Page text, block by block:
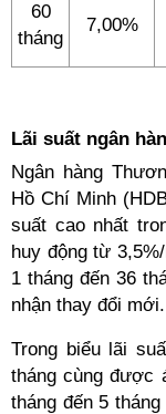
60
tháng
7,00%
Lãi suất ngân
Ngân hàng
Hồ Chí Minh
suất cao nhất
huy động từ
1 tháng đến 36
nhận thay đổi mới.
Trong biểu lãi
tháng cùng được
tháng đến 5